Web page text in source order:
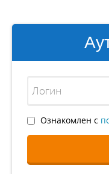
Ознакомлен с